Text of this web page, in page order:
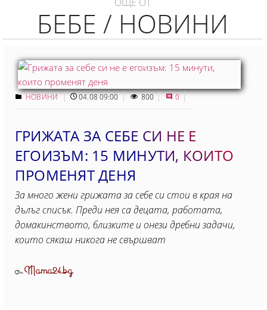
БЕБЕ / НОВИНИ
НОВИНИ 04.08 09:00 800 0
ГРИЖАТА ЗА СЕБЕ СИ НЕ Е
ЕГОИЗЪМ: 15 МИНУТИ, КОИТO
ПРОМЕНЯТ ДЕНЯ
За много жени грижата за себе си стои в края на
дълъг списък. Преди нея са децата, работата,
домакинството, близките и онези дребни задачи,
които сякаш никога не свършват
ОтMama24.bg